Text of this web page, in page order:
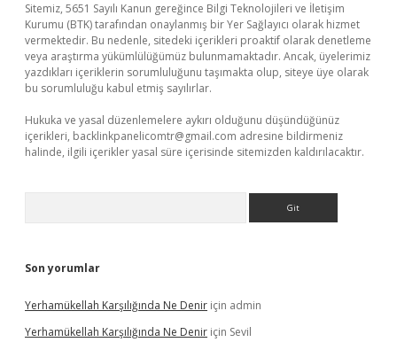
Sitemiz, 5651 Sayılı Kanun gereğince Bilgi Teknolojileri ve İletişim
Kurumu (BTK) tarafından onaylanmış bir Yer Sağlayıcı olarak hizmet
vermektedir. Bu nedenle, sitedeki içerikleri proaktif olarak denetleme
veya araştırma yükümlülüğümüz bulunmamaktadır. Ancak, üyelerimiz
yazdıkları içeriklerin sorumluluğunu taşımakta olup, siteye üye olarak
bu sorumluluğu kabul etmiş sayılırlar.
Hukuka ve yasal düzenlemelere aykırı olduğunu düşündüğünüz
içerikleri, backlinkpanelicomtr@gmail.com adresine bildirmeniz
halinde, ilgili içerikler yasal süre içerisinde sitemizden kaldırılacaktır.
Son yorumlar
Yerhamükellah Karşılığında Ne Denir için admin
Yerhamükellah Karşılığında Ne Denir için Sevil